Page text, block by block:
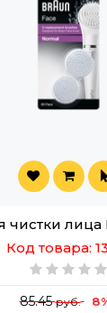
чистки лица
Код товара:
85.45руб.